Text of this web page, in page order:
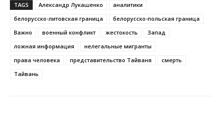
TAGS Александр Лукашенко
аналитики
белорусско-литовская граница
белорусско-польская граница
Важно
военный конфликт жестокость
Запад
ложная информация
нелегальные мигранты
права человека
представительство Тайваня
смерть
Тайвань